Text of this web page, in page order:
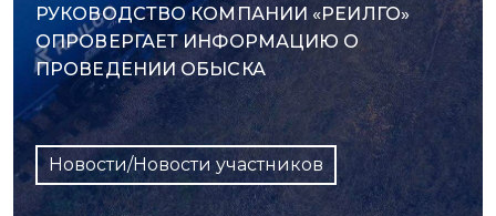
РУКОВОДСТВО КОМПАНИИ «РЕИЛГО»
ОПРОВЕРГАЕТ ИНФОРМАЦИЮ О
ПРОВЕДЕНИИ ОБЫСКА
Новости/Новости участников